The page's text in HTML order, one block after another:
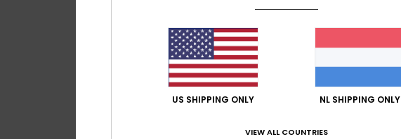
US SHIPPING ONLY NL SHIPPING ONLY
VIEW ALL COUNTRIES